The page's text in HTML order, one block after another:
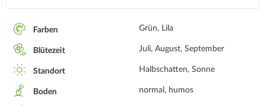
Farben Grün, Lila
Blütezeit Juli, August, September
Standort Halbschatten, Sonne
Boden normal, humos